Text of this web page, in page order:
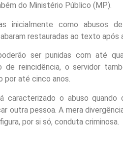
do Ministério Público (MP).
inicialmente como abusos
restauradas ao texto após
ser punidas com até
de reincidência, o servidor
por até cinco anos.
o abuso quando
outra pessoa. A mera
por si só, conduta criminosa.